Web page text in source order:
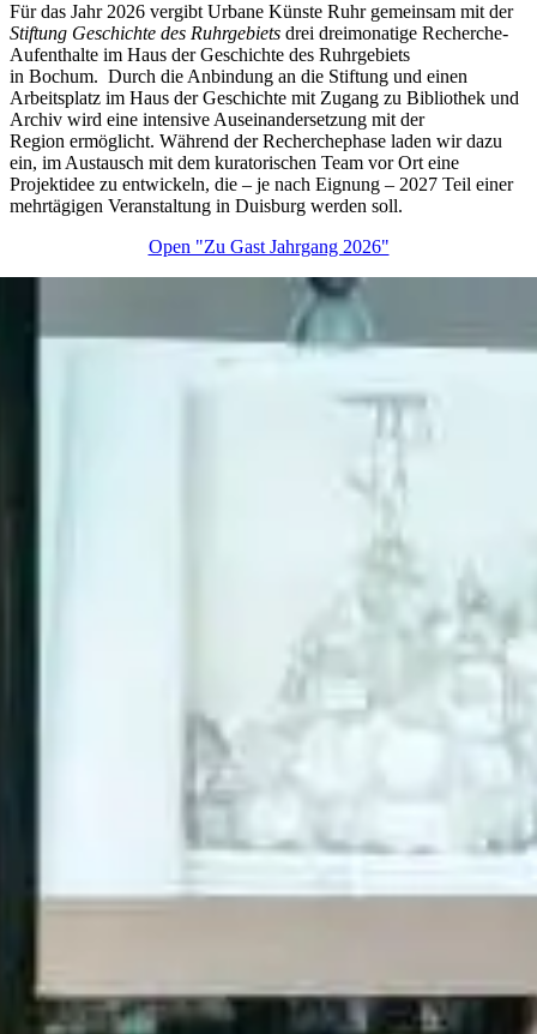
Für das Jahr 2026 vergibt Urbane Künste Ruhr gemeinsam mit der
Stiftung Geschichte des Ruhrgebiets drei dreimonatige Recherche-
Aufenthalte im Haus der Geschichte des Ruhrgebiets
in Bochum. Durch die Anbindung an die Stiftung und einen
Arbeitsplatz im Haus der Geschichte mit Zugang zu Bibliothek und
Archiv wird eine intensive Auseinandersetzung mit der
Region ermöglicht. Während der Recherchephase laden wir dazu
ein, im Austausch mit dem kuratorischen Team vor Ort eine
Projektidee zu entwickeln, die – je nach Eignung – 2027 Teil einer
mehrtägigen Veranstaltung in Duisburg werden soll.
Open "Zu Gast Jahrgang 2026"